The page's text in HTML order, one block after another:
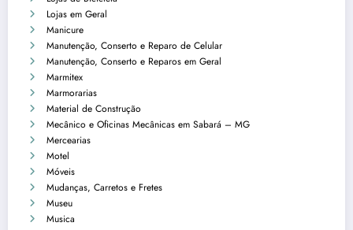
Lojas em Geral
Manicure
Manutenção, Conserto e Reparo de Celular
Manutenção, Conserto e Reparos em Geral
Marmitex
Marmorarias
Material de Construção
Mecânico e Oficinas Mecânicas em Sabará – MG
Mercearias
Motel
Móveis
Mudanças, Carretos e Fretes
Museu
Musica